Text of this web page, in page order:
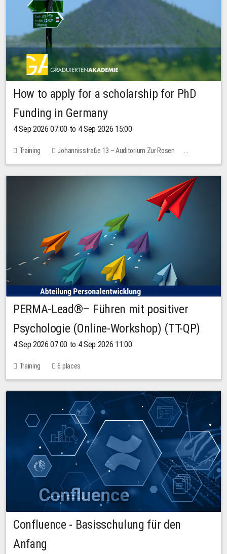
How to apply for a scholarship for PhD
Funding in Germany
4 Sep 2026 07:00 to 4 Sep 2026 15:00
Training
Johannisstraße 13 – Auditorium Zur Rosen
7 places
10.00 EUR
PERMA-Lead®– Führen mit positiver
Psychologie (Online-Workshop) (TT-QP)
4 Sep 2026 07:00 to 4 Sep 2026 11:00
Training 6 places
Confluence - Basisschulung für den
Anfang